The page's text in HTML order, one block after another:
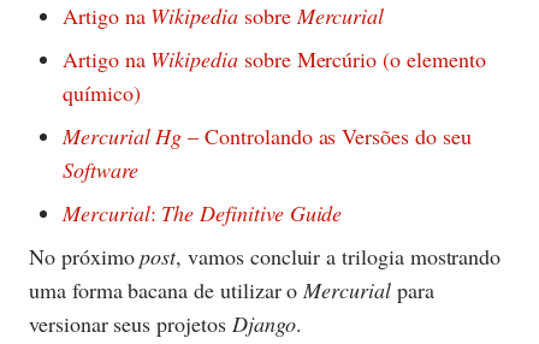
Artigo na WikipediasobreMercurial
Artigo na Wikipediasobre Mercúrio (o elemento
químico)
Mercurial Hg – Controlando as Versões do seu
Software
Mercurial: The Definitive Guide
No próximopost, vamos concluir a trilogia mostrando
uma forma bacana de utilizar oMercurialpara
versionar seus projetos Django.